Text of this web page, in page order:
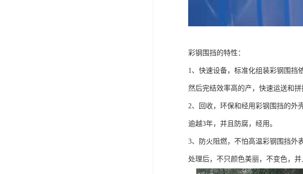
彩钢围挡的特性：
1、快速设备，标准化组装彩钢围挡
然后完结效率高的产，快速运送和拼
2、回收，环保和经用彩钢围挡的外
逾越3年，并且防腐，经用。
3、防火阻燃，不怕高温彩钢围挡外
处理后，不只颜色美丽，不变色，